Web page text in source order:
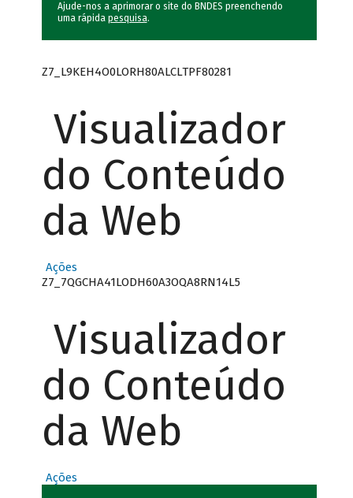
Ajude-nos a aprimorar o site do BNDES preenchendo
uma rápida pesquisa.
Z7_L9KEH4O0LORH80ALCLTPF80281
Visualizador
do Conteúdo
da Web
Ações
Z7_7QGCHA41LODH60A3OQA8RN14L5
Visualizador
do Conteúdo
da Web
Ações